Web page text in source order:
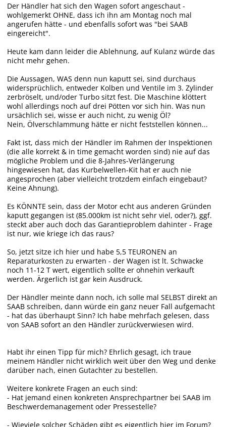
Der Händler hat sich den Wagen sofort angeschaut -
wohlgemerkt OHNE, dass ich ihn am Montag noch mal
angerufen hätte - und ebenfalls sofort was "bei SAAB
eingereicht".
Heute kam dann leider die Ablehnung, auf Kulanz würde das
nicht mehr gehen.
Die Aussagen, WAS denn nun kaputt sei, sind durchaus
widersprüchlich, entweder Kolben und Ventile im 3. Zylinder
zerbröselt, und/oder Turbo sitzt fest. Die Maschine klöttert
wohl allerdings noch auf drei Pötten vor sich hin. Was nun
ursächlich sei, wisse er auch nicht, zu wenig Öl?
Nein, Ölverschlammung hätte er nicht feststellen können...
Fakt ist, dass mich der Händler im Rahmen der Inspektionen
(die alle korrekt & in time gemacht worden sind) nie auf das
mögliche Problem und die 8-Jahres-Verlängerung
hingewiesen hat, das Kurbelwellen-Kit hat er auch nie
angesprochen (aber vielleicht trotzdem einfach eingebaut?
Keine Ahnung).
Es KÖNNTE sein, dass der Motor echt aus anderen Gründen
kaputt gegangen ist (85.000km ist nicht sehr viel, oder?), ggf.
steckt aber auch doch das Garantieproblem dahinter - Frage
ist nur, wie kriege ich das raus?
So, jetzt sitze ich hier und habe 5,5 TEURONEN an
Reparaturkosten zu erwarten - der Wagen ist lt. Schwacke
noch 11-12 T wert, eigentlich sollte er ohnehin verkauft
werden. Ärgerlich ist gar kein Ausdruck.
Der Händler meinte dann noch, ich solle mal SELBST direkt an
SAAB schreiben, dann würde ein ganz neuer Fall aufgemacht
- hat das überhaupt Sinn? Ich habe mehrfach gelesen, dass
von SAAB sofort an den Händler zurückverwiesen wird.
Habt ihr einen Tipp für mich? Ehrlich gesagt, ich traue
meinem Händler nicht wirklich weit über den Weg und denke
darüber nach, einen Gutachter zu bestellen.
Weitere konkrete Fragen an euch sind:
- Hat jemand einen konkreten Ansprechpartner bei SAAB im
Beschwerdemanagement oder Pressestelle?
- Wieviele solcher Schäden gibt es eigentlich hier im Forum?